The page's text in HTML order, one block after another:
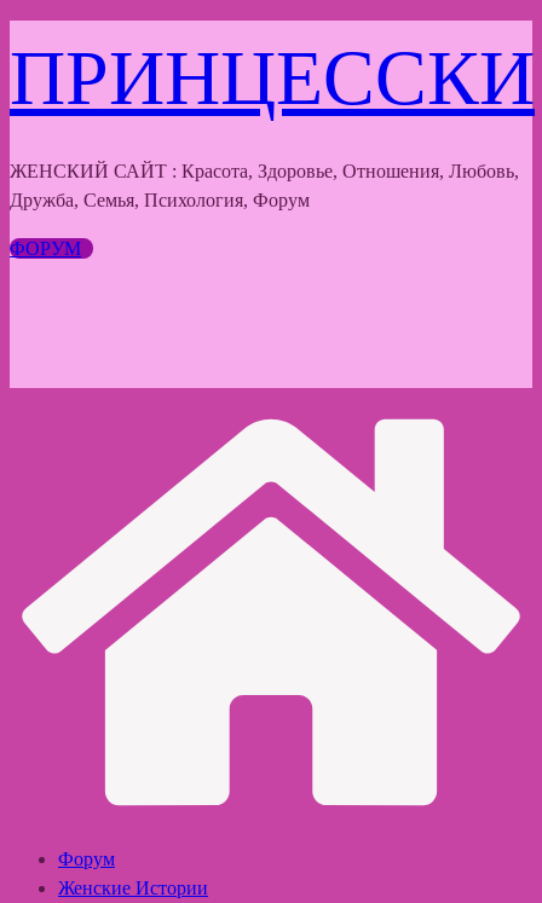
к
содержимому
ПРИНЦЕССКИ
ЖЕНСКИЙ САЙТ : Красота, Здоровье, Отношения, Любовь,
Дружба, Семья, Психология, Форум
ФОРУМ
Форум
Женские Истории